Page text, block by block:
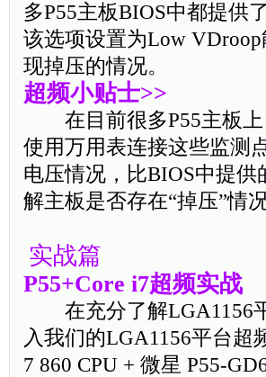
多P55主板BIOS中都提供
该选项设置为Low
现掉压的情况。
超频小贴士>>
在目前很多P55主板上
使用万用表连接这些监测
电压情况，比BIOS中提
解主板是否存在“掉压”情
实战篇
P55+Core i7超频实战
在充分了解LGA1156
入我们的LGA1156平台超
7 860 CPU + 微星 P55-